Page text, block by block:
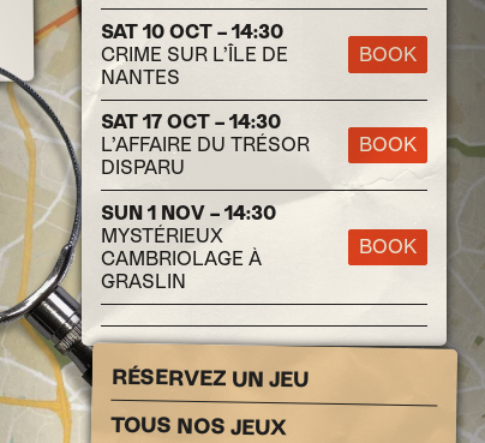
SAT 10 OCT – 14:30
CRIME SUR L’ÎLE DE
NANTES
BOOK
SAT 17 OCT – 14:30
L’AFFAIRE DU TRÉSOR
DISPARU
BOOK
SUN 1 NOV – 14:30
MYSTÉRIEUX
CAMBRIOLAGE À
GRASLIN
BOOK
RÉSERVEZ UN JEU
TOUS NOS JEUX